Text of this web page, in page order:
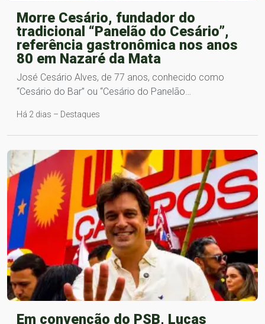
Morre Cesário, fundador do
tradicional “Panelão do Cesário”,
referência gastronômica nos anos
80 em Nazaré da Mata
José Cesário Alves, de 77 anos, conhecido como
“Cesário do Bar” ou “Cesário do Panelão…
Há 2 dias – Destaques
Em convenção do PSB, Lucas